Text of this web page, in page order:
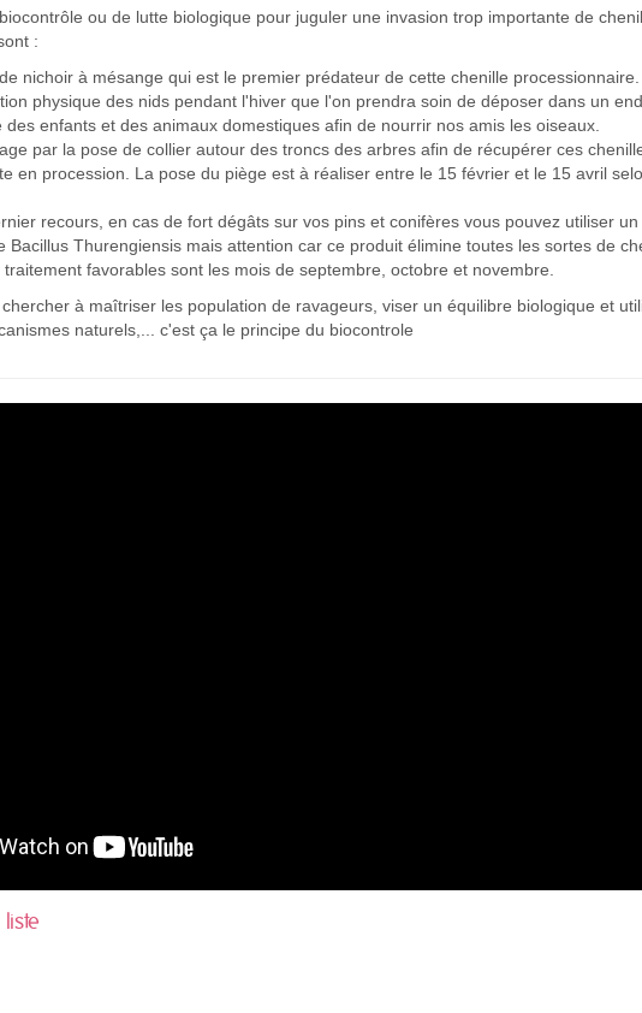
ou de lutte biologique pour juguler une invasion trop importante de
:
nichoir à mésange qui est le premier prédateur de cette chenille processionnaire.
physique des nids pendant l'hiver que l'on prendra soin de déposer dans un
des enfants et des animaux domestiques afin de nourrir nos amis les oiseaux.
par la pose de collier autour des troncs des arbres afin de récupérer ces
en procession. La pose du piège est à réaliser entre le 15 février et le 15 avril
recours, en cas de fort dégâts sur vos pins et conifères vous pouvez utiliser un
Bacillus Thurengiensis mais attention car ce produit élimine toutes les sortes de
traitement favorables sont les mois de septembre, octobre et novembre.
à maîtriser les population de ravageurs, viser un équilibre biologique et
naturels,... c'est ça le principe du biocontrole
liste